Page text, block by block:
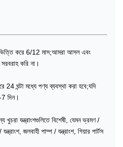
ভিত্তি করে 6/12 মাস;আমরা আসল এবং
করি না।
24 ঘন্টা মধ্যে পণ্য ব্যবস্থা করা হবে;যদি
7 দিন।
খুচরা যন্ত্রাংশগুলিতে বিশেষী, যেমন ভ্রমণ /
জলবাহী পাম্প / যন্ত্রাংশ, গিয়ার পার্টস